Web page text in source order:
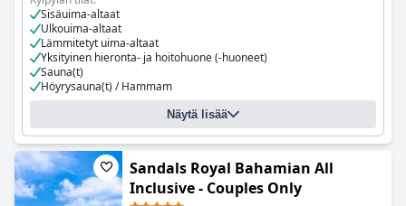
Sisäuima-altaat
Ulkouima-altaat
Lämmitetyt uima-altaat
Yksityinen hieronta- ja hoitohuone (-huoneet)
Sauna(t)
Höyrysauna(t) / Hammam
Yleiset kylpylät
Yksityinen kylpyamme (-ammeet)
Rentoutushuone (-huoneet)
Kuntosali
Aurinkotuolit
Kylpylätilojen aukioloajat: 24 tuntia
Kylpylän tilojen käytöstä aiheutuvat kustannukset: Kustannukset
Näytä lisää
Sandals Royal Bahamian All
Inclusive - Couples Only